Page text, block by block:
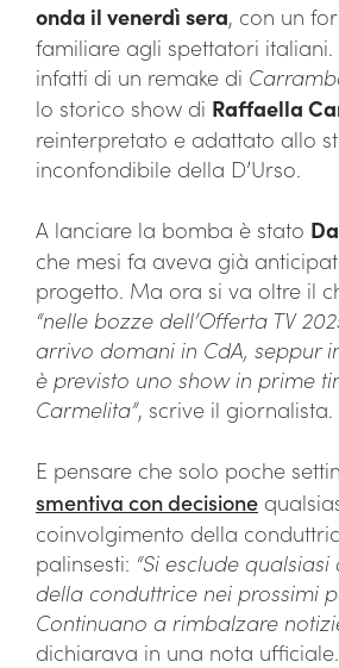
onda il venerdì sera, con un
familiare agli spettatori italiani.
infatti di un remake di
lo storico show di Raffaella
reinterpretato e adattato allo
inconfondibile della D’Urso.
A lanciare la bomba è stato
che mesi fa aveva già
progetto. Ma ora si va oltre il
“nelle bozze dell’Offerta TV
arrivo domani in CdA, seppur
è previsto uno show in prime
Carmelita”, scrive il giornalista.
E pensare che solo poche
smentiva con decisione
coinvolgimento della
palinsesti: “Si esclude
della conduttrice nei prossimi
Continuano a rimbalzare
dichiarava in una nota ufficiale.